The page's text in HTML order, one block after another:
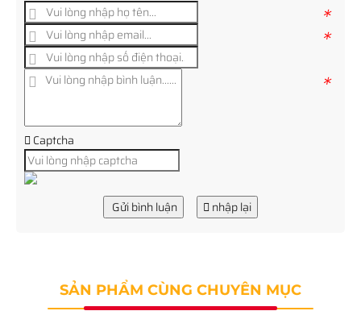
*
*
*
Captcha
Gửi bình luận nhập lại
SẢN PHẨM CÙNG CHUYÊN MỤC